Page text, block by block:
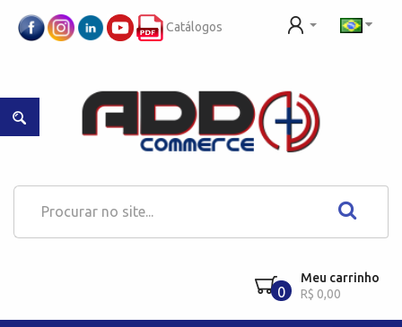
Catálogos
0
Meu carrinho
R$ 0,00